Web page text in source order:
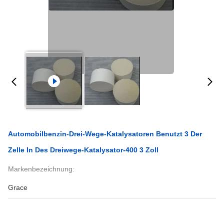
Automobilbenzin-Drei-Wege-Katalysatoren Benutzt 3 Der
Zelle In Des Dreiwege-Katalysator-400 3 Zoll
Markenbezeichnung:
Grace